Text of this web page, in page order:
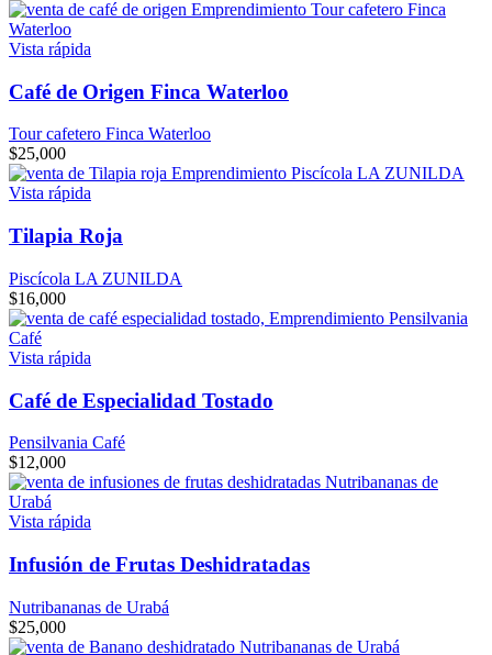
Vista rápida
Café de Origen Finca Waterloo
Tour cafetero Finca Waterloo
$25,000
Vista rápida
Tilapia Roja
Piscícola LA ZUNILDA
$16,000
Vista rápida
Café de Especialidad Tostado
Pensilvania Café
$12,000
Vista rápida
Infusión de Frutas Deshidratadas
Nutribananas de Urabá
$25,000